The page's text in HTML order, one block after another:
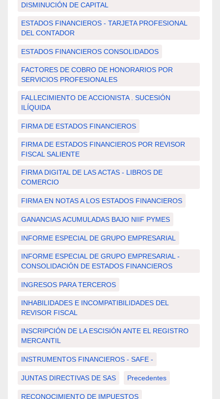
DISMINUCIÓN DE CAPITAL
ESTADOS FINANCIEROS - TARJETA PROFESIONAL
DEL CONTADOR
ESTADOS FINANCIEROS CONSOLIDADOS
FACTORES DE COBRO DE HONORARIOS POR
SERVICIOS PROFESIONALES
FALLECIMIENTO DE ACCIONISTA . SUCESIÓN
ILÍQUIDA
FIRMA DE ESTADOS FINANCIEROS
FIRMA DE ESTADOS FINANCIEROS POR REVISOR
FISCAL SALIENTE
FIRMA DIGITAL DE LAS ACTAS - LIBROS DE
COMERCIO
FIRMA EN NOTAS A LOS ESTADOS FINANCIEROS
GANANCIAS ACUMULADAS BAJO NIIF PYMES
INFORME ESPECIAL DE GRUPO EMPRESARIAL
INFORME ESPECIAL DE GRUPO EMPRESARIAL -
CONSOLIDACIÓN DE ESTADOS FINANCIEROS
INGRESOS PARA TERCEROS
INHABILIDADES E INCOMPATIBILIDADES DEL
REVISOR FISCAL
INSCRIPCIÓN DE LA ESCISIÓN ANTE EL REGISTRO
MERCANTIL
INSTRUMENTOS FINANCIEROS - SAFE -
JUNTAS DIRECTIVAS DE SAS Precedentes
RECONOCIMIENTO DE IMPUESTOS